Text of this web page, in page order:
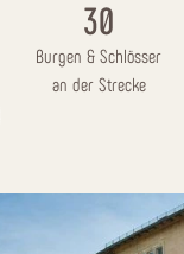
30
Burgen & Schlösser
an der Strecke